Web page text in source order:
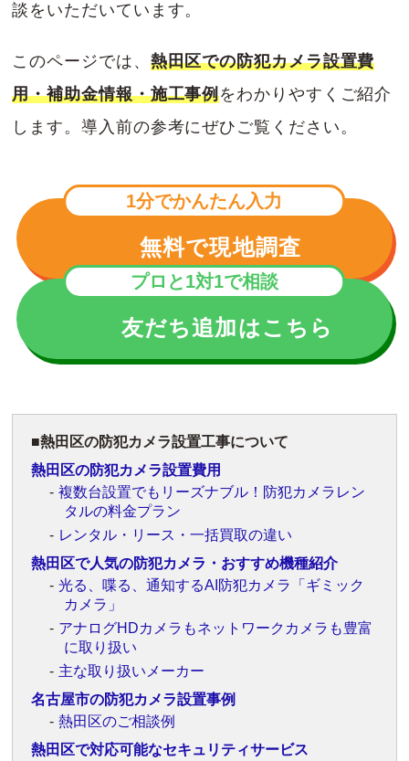
談をいただいています。
このページでは、 熱田区での防犯カメラ設置費
用・補助金情報・施工事例をわかりやすくご紹介
します。導入前の参考にぜひご覧ください。
1分でかんたん入力
無料で現地調査
プロと1対1で相談
友だち追加はこちら
熱田区の防犯カメラ設置工事について
熱田区の防犯カメラ設置費用
複数台設置でもリーズナブル！防犯カメラレン
タルの料金プラン
レンタル・リース・一括買取の違い
熱田区で人気の防犯カメラ・おすすめ機種紹介
光る、喋る、通知するAI防犯カメラ「ギミック
カメラ」
アナログHDカメラもネットワークカメラも豊富
に取り扱い
主な取り扱いメーカー
名古屋市の防犯カメラ設置事例
熱田区のご相談例
熱田区で対応可能なセキュリティサービス